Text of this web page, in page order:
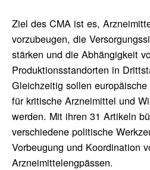
Ziel des CMA ist es,
vorzubeugen, die
stärken und die Abhängigkeit
Produktionsstandorten in
Gleichzeitig sollen
für kritische Arzneimittel und
werden. Mit ihren 31 Artikeln
verschiedene politische
Vorbeugung und Koordination
Arzneimittelengpässen.